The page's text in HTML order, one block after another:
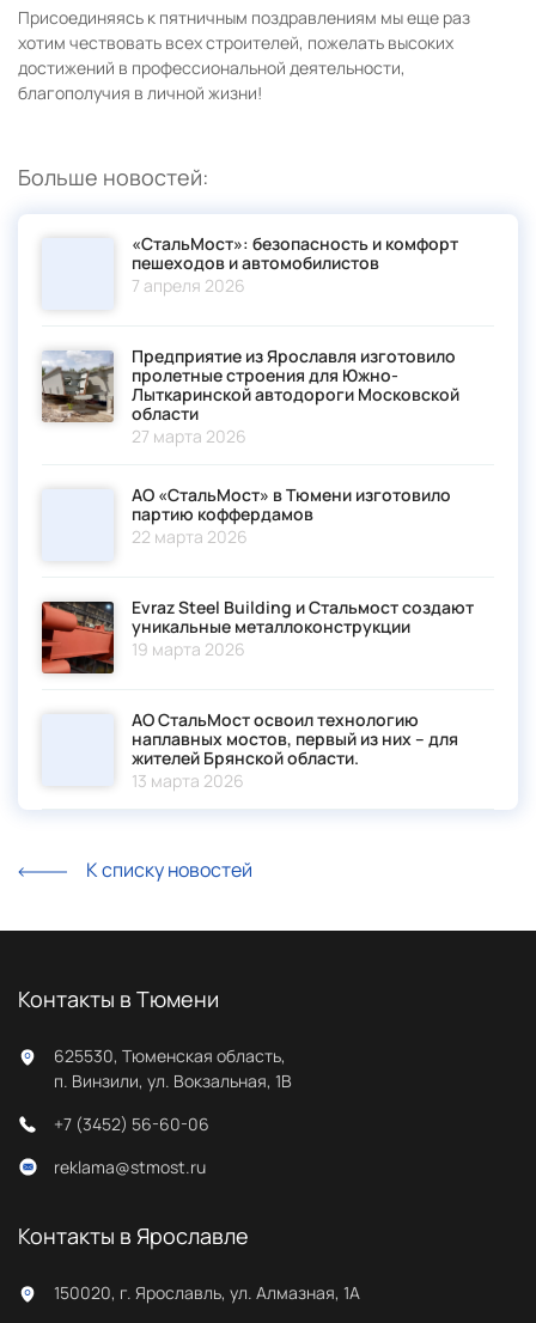
Присоединяясь к пятничным поздравлениям мы еще раз
хотим чествовать всех строителей, пожелать высоких
достижений в профессиональной деятельности,
благополучия в личной жизни!
Больше новостей:
«СтальМост»: безопасность и комфорт
пешеходов и автомобилистов
7 апреля 2026
Предприятие из Ярославля изготовило
пролетные строения для Южно-
Лыткаринской автодороги Московской
области
27 марта 2026
АО «СтальМост» в Тюмени изготовило
партию коффердамов
22 марта 2026
Evraz Steel Building и Стальмост создают
уникальные металлоконструкции
19 марта 2026
АО СтальМост освоил технологию
наплавных мостов, первый из них – для
жителей Брянской области.
13 марта 2026
К списку новостей
Контакты в Тюмени
625530, Тюменская область,
п. Винзили, ул. Вокзальная, 1В
+7 (3452) 56-60-06
reklama@stmost.ru
Контакты в Ярославле
150020, г. Ярославль, ул. Алмазная, 1А